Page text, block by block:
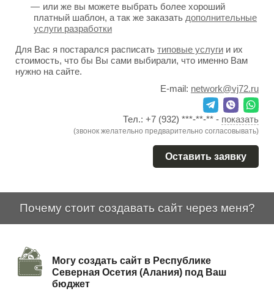
или же вы можете выбрать более хороший
платный шаблон, а так же заказать дополнительные
услуги разработки
Для Вас я постарался расписать типовые услуги и их
стоимость, что бы Вы сами выбирали, что именно Вам
нужно на сайте.
E-mail: network@vj72.ru
Тел.: +7 (932) ***-**-** - показать
(звонок желательно предварительно согласовывать)
Оставить заявку
Почему стоит создавать сайт через меня?
Могу создать сайт в Республике
Северная Осетия (Алания) под Ваш
бюджет